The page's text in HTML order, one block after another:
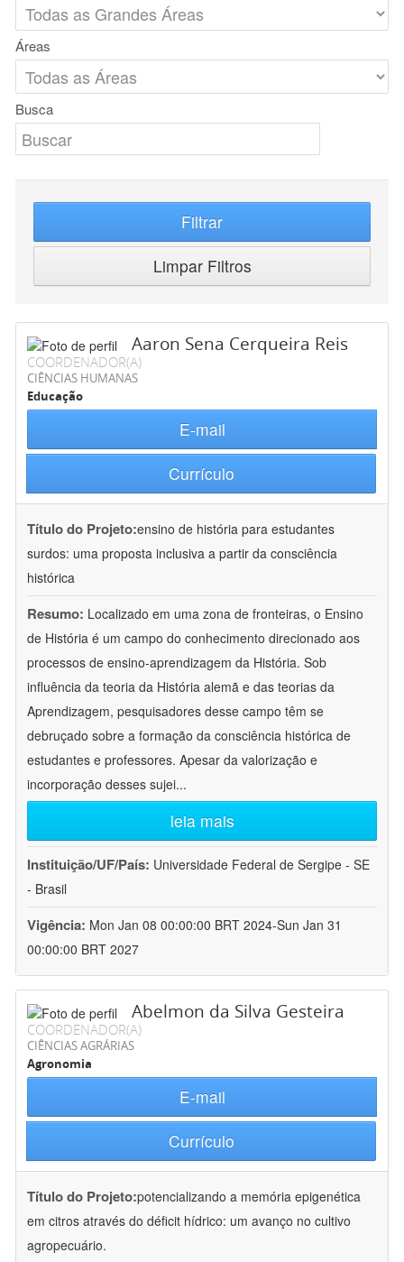
Áreas
Busca
Filtrar
Limpar Filtros
Aaron Sena Cerqueira Reis
COORDENADOR(A)
CIÊNCIAS HUMANAS
Educação
E-mail
Currículo
Título do Projeto:ensino de história para estudantes
surdos: uma proposta inclusiva a partir da consciência
histórica
Resumo: Localizado em uma zona de fronteiras, o Ensino
de História é um campo do conhecimento direcionado aos
processos de ensino-aprendizagem da História. Sob
influência da teoria da História alemã e das teorias da
Aprendizagem, pesquisadores desse campo têm se
debruçado sobre a formação da consciência histórica de
estudantes e professores. Apesar da valorização e
incorporação desses sujei...
leia mais
Instituição/UF/País: Universidade Federal de Sergipe - SE
- Brasil
Vigência: Mon Jan 08 00:00:00 BRT 2024-Sun Jan 31
00:00:00 BRT 2027
Abelmon da Silva Gesteira
COORDENADOR(A)
CIÊNCIAS AGRÁRIAS
Agronomia
E-mail
Currículo
Título do Projeto:potencializando a memória epigenética
em citros através do déficit hídrico: um avanço no cultivo
agropecuário.